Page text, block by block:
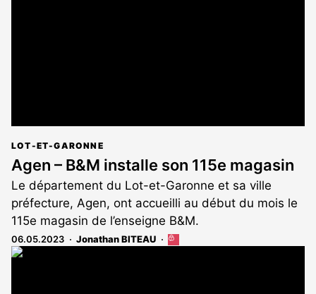
LOT-ET-GARONNE
Agen – B&M installe son 115e magasin
Le département du Lot-et-Garonne et sa ville
préfecture, Agen, ont accueilli au début du mois le
115e magasin de l’enseigne B&M.
06.05.2023 Jonathan BITEAU
Cet